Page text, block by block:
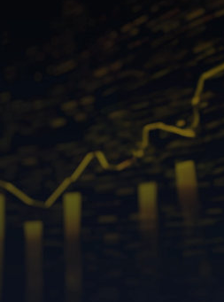
革新的なAIと
Revolutionary